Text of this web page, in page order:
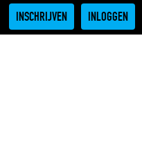
INSCHRIJVEN INLOGGEN